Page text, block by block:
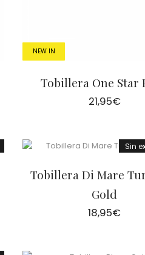
NEW IN
Tobillera One Star
21,95€
Sin
Tobillera Di Mare
Gold
18,95€